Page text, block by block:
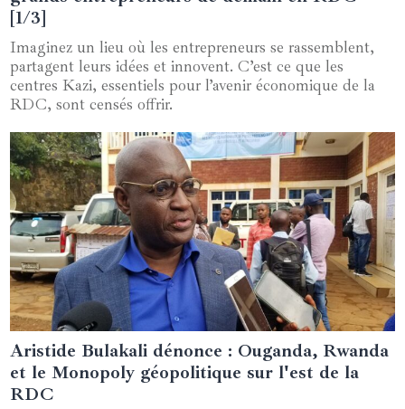
[1/3]
Imaginez un lieu où les entrepreneurs se rassemblent,
partagent leurs idées et innovent. C’est ce que les
centres Kazi, essentiels pour l’avenir économique de la
RDC, sont censés offrir.
02 janvier 2025
Aristide Bulakali dénonce : Ouganda, Rwanda
et le Monopoly géopolitique sur l'est de la
RDC